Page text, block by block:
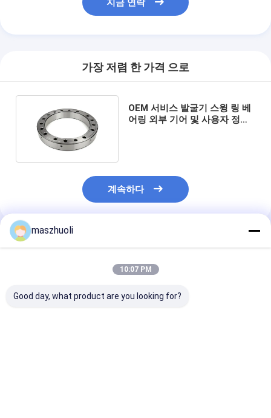
지금 연락
가장 저렴 한 가격 으로
OEM 서비스 발굴기 스윙 링 베
어링 외부 기어 및 사용자 정의
계속하다
추천된 제품
maszhuoli
10:07 PM
Good day, what product are you looking for?